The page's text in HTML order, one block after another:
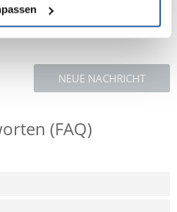
NEUE NACHRICHT
(FAQ)